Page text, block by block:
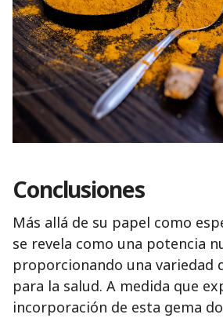
Conclusiones
Más allá de su papel como
se revela como una potencia
proporcionando una variedad
para la salud. A medida que
incorporación de esta gema